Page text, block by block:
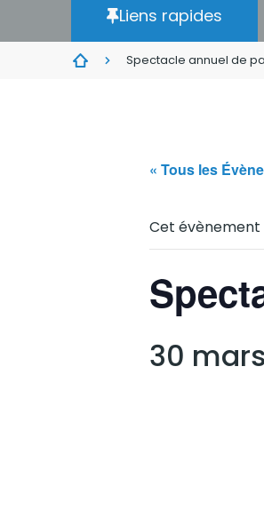
Liens rapides
Spectacle annuel de
« Tous les
Cet évènement
30